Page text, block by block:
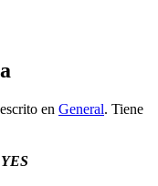
escrito en General. Tiene